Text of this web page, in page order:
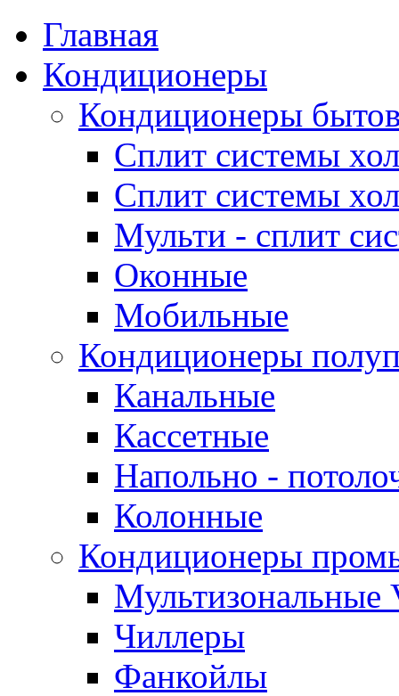
Главная
Кондиционеры
Кондиционеры
Сплит системы
Сплит системы
Мульти - сплит
Оконные
Мобильные
Кондиционеры
Канальные
Кассетные
Напольно -
Колонные
Кондиционеры
Мультизональные
Чиллеры
Фанкойлы